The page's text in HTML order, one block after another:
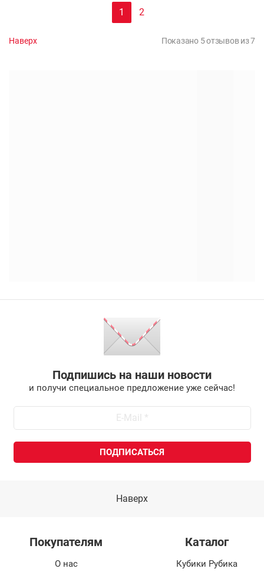
1 2
Наверх Показано 5 отзывов из 7
Подпишись на наши новости
и получи специальное предложение уже сейчас!
Наверх
Покупателям
О нас
Каталог
Кубики Рубика